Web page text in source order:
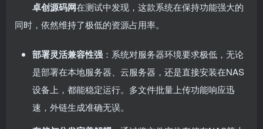
卓创源码网在测试中发现，这款系统在保持功能强大的
同时，依然维持了极低的资源占用率。
部署灵活兼容性强 ：系统对服务器环境要求极低，无论
是部署在本地服务器、云服务器，还是直接安装在NAS
设备上，都能稳定运行。多文件批量上传功能响应迅
速，外链生成准确无误。